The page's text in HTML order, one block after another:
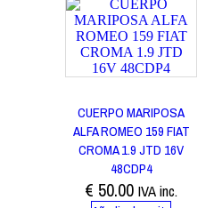
CUERPO MARIPOSA
ALFA ROMEO 159 FIAT
CROMA 1.9 JTD 16V
48CDP4
€ 50.00 IVA inc.